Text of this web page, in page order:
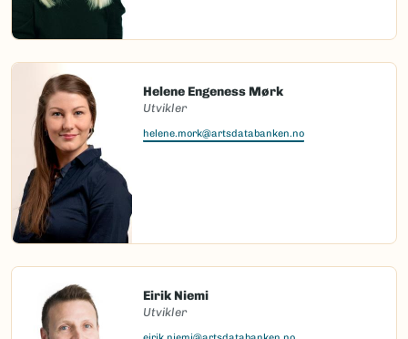
Helene Engeness Mørk
Utvikler
helene.mork@artsdatabanken.no
Eirik Niemi
Utvikler